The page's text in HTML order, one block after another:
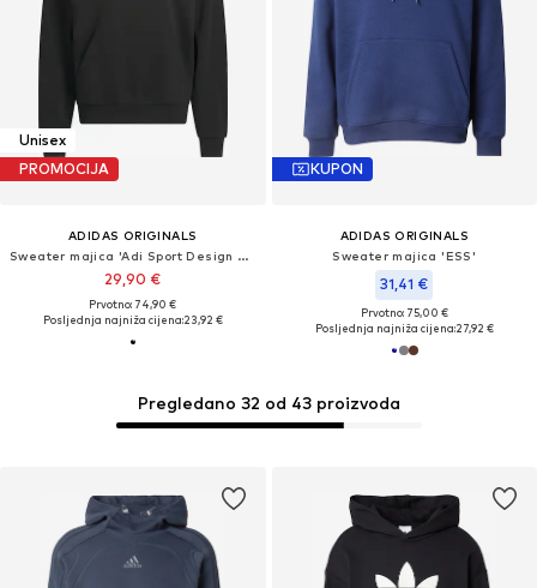
Unisex
PROMOCIJA
ADIDAS ORIGINALS
Sweater majica 'Adi Sport Design Athlete GFX'
29,90 €
Prvotno: 74,90 €
Posljednja najniža cijena:23,92 €
KUPON
ADIDAS ORIGINALS
Sweater majica 'ESS'
31,41 €
Prvotno: 75,00 €
Posljednja najniža cijena:27,92 €
Pregledano 32 od 43 proizvoda